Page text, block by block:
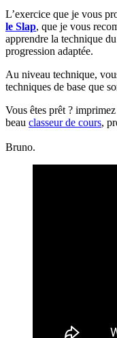
L’exercice que je vous
le Slap, que je vous
apprendre la technique
progression adaptée.
Au niveau technique,
techniques de base que
Vous êtes prêt ?
beau classeur de cours,
Bruno.